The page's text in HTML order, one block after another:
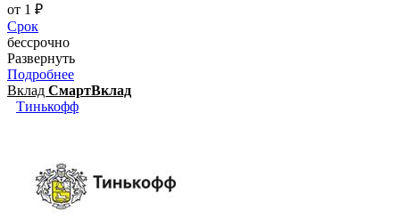
от 1 ₽
Срок
бессрочно
Развернуть
Подробнее
Вклад СмартВклад
Тинькофф